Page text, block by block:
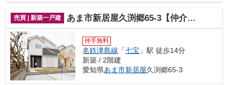
売買 | 新築一戸建 あま市新居屋久渕郷65-3【仲介手数料無料】新築一戸建て
仲手無料
名鉄津島線 「七宝 」駅 徒歩14分
新築 / 2階建
愛知県あま市新居屋久渕郷65-3